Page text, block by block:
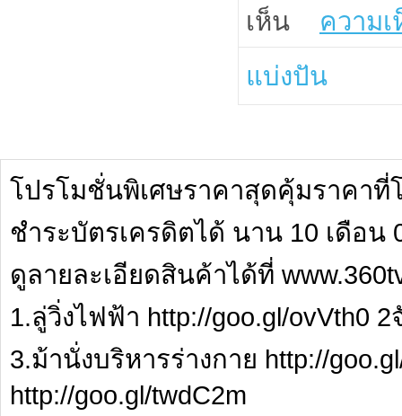
ความ
แบ่งปัน
โปรโมชั่นพิเศษราคาสุดคุ้มราคาที่
ชำระบัตรเครดิตได้ นาน 10 เดือน
ดูลายละเอียดสินค้าได้ที่
1.ลู่วิ่งไฟฟ้า http://goo.gl/ovVth0
3.ม้านั่งบริหารร่างกาย http://
http://goo.gl/twdC2m